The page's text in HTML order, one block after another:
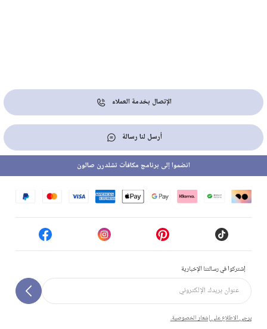
الإتصال بخدمة العملاء
أرسل لنا رسالة
إشتركوا في رسالتنا الإخبارية
يرجى الاطلاع على إشعار الخصوصية.
انضموا إلى برنامج مكافآت تشلدرن صالون